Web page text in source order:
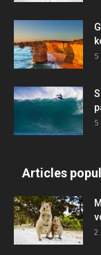
5
5
Articles
2